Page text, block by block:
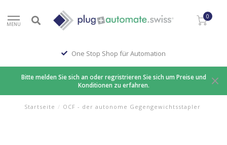
MENU
0
One Stop Shop für Automation
Bitte melden Sie sich an oder regristrieren Sie sich um Preise und
Konditionen zu erfahren.
Startseite / OCF - der autonome Gegengewichtsstapler